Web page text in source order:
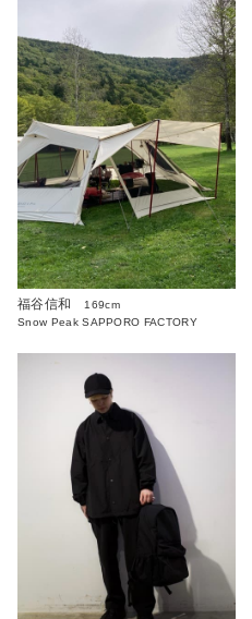
福谷信和
169cm
Snow Peak SAPPORO FACTORY